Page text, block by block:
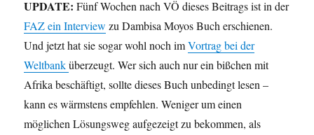
UPDATE:Fünf Wochen nach VÖ dieses Beitrags ist in der
FAZ ein Interview zu Dambisa Moyos Buch erschienen.
Und jetzt hat sie sogar wohl noch imVortrag bei der
Weltbanküberzeugt. Wer sich auch nur ein bißchen mit
Afrika beschäftigt, sollte dieses Buch unbedingt lesen –
kann es wärmstens empfehlen. Weniger um einen
möglichen Lösungsweg aufgezeigt zu bekommen, als